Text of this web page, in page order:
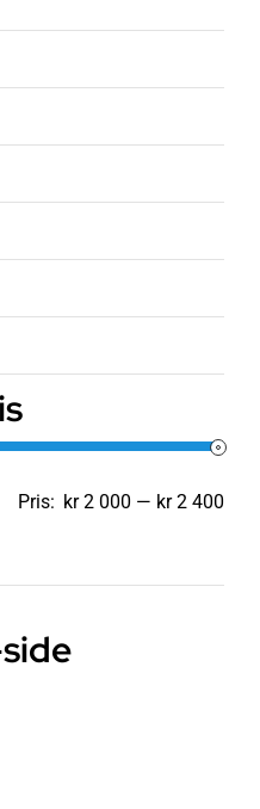
Pris: kr 2 000 — kr 2 400